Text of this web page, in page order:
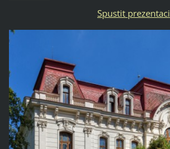
Spustit prezentaci